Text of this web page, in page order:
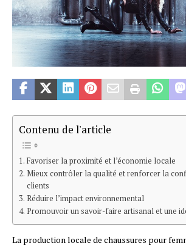
Contenu de l'article
Favoriser la proximité et l’économie locale
Mieux contrôler la qualité et renforcer la
clients
Réduire l’impact environnemental
Promouvoir un savoir-faire artisanal et une
La production locale de chaussures pour